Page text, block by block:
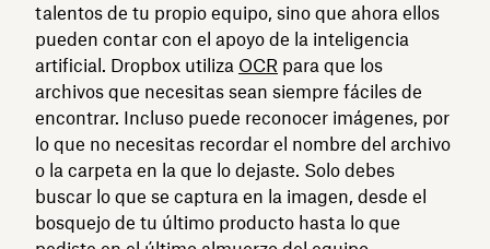
talentos de tu propio equipo, sino que ahora ellos
pueden contar con el apoyo de la inteligencia
artificial. Dropbox utiliza OCR para que los
archivos que necesitas sean siempre fáciles de
encontrar. Incluso puede reconocer imágenes, por
lo que no necesitas recordar el nombre del archivo
o la carpeta en la que lo dejaste. Solo debes
buscar lo que se captura en la imagen, desde el
bosquejo de tu último producto hasta lo que